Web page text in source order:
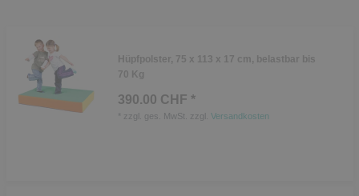
Hüpfpolster, 75 x 113 x 17 cm, belastbar bis
70 Kg
390.00 CHF *
zzgl. ges. MwSt. zzgl. Versandkosten